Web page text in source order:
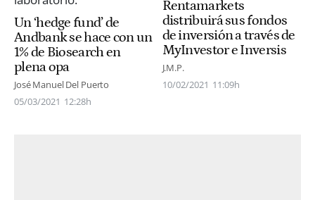
Un ‘hedge fund’ de
Andbank se hace con un
1% de Biosearch en
plena opa
José Manuel Del Puerto
05/03/2021 12:28h
Rentamarkets
distribuirá sus fondos
de inversión a través de
MyInvestor e Inversis
J.M.P.
10/02/2021 11:09h